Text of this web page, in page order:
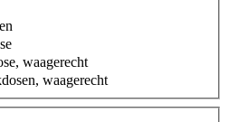
waagerecht
waagerecht